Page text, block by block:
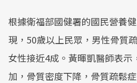
根據衛福部國健署的國民營養
現，50歲以上民眾，男性骨質
女性接近4成。黃暉凱醫師表示
加，骨質密度下降，骨質疏鬆